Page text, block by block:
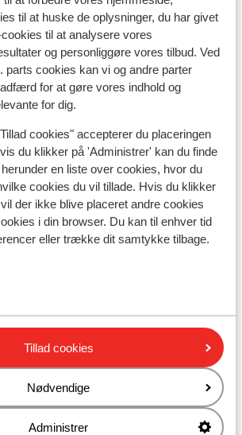
til at huske de oplysninger, du har givet
til at analysere vores
og personliggøre vores tilbud. Ved
parts cookies kan vi og andre parter
for at gøre vores indhold og
for dig.
cookies" accepterer du placeringen
du klikker på 'Administrer' kan du finde
en liste over cookies, hvor du
cookies du vil tillade. Hvis du klikker
der ikke blive placeret andre cookies
i din browser. Du kan til enhver tid
eller trække dit samtykke tilbage.
Tillad cookies
Nødvendige
Administrer
ca. 200 meter
maksimal 200 meter
undervisning
i Tignes -